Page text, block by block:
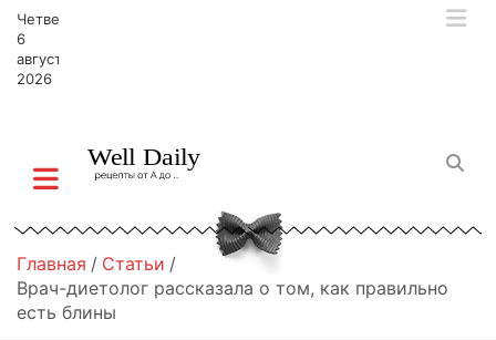
Четверг,
6
августа,
2026
Главная
Статьи
Врач-диетолог рассказала о том, как правильно
есть блины